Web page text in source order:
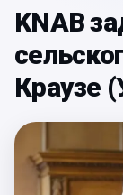
KNAB
Краузе